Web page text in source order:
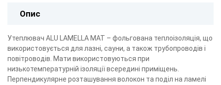
Опис
Утеплювач ALU LAMELLA MAT – фольгована теплоізоляція, що
використовується для лазні, сауни, а також трубопроводів і
повітроводів. Мати використовуються при
низькотемпературній ізоляції всередині приміщень.
Перпендикулярне розташування волокон та поділ на ламелі